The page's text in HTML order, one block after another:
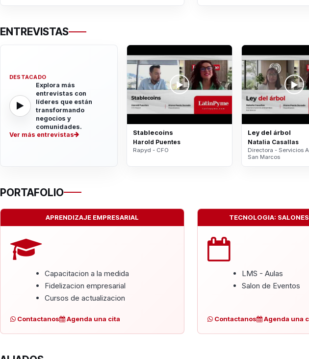
ENTREVISTAS
DESTACADO
Explora más
entrevistas con
líderes que están
transformando
negocios y
comunidades.
Ver más entrevistas
Stablecoins
Harold Puentes
Rapyd - CFO
Ley del árbol
Natalia Casallas
Directora - Servicios
San Marcos
PORTAFOLIO
APRENDIZAJE EMPRESARIAL
Capacitacion a la medida
Fidelizacion empresarial
Cursos de actualizacion
Contactanos Agenda una cita
TECNOLOGIA:
LMS - Aulas
Salon de Eventos
Contactanos Agenda una